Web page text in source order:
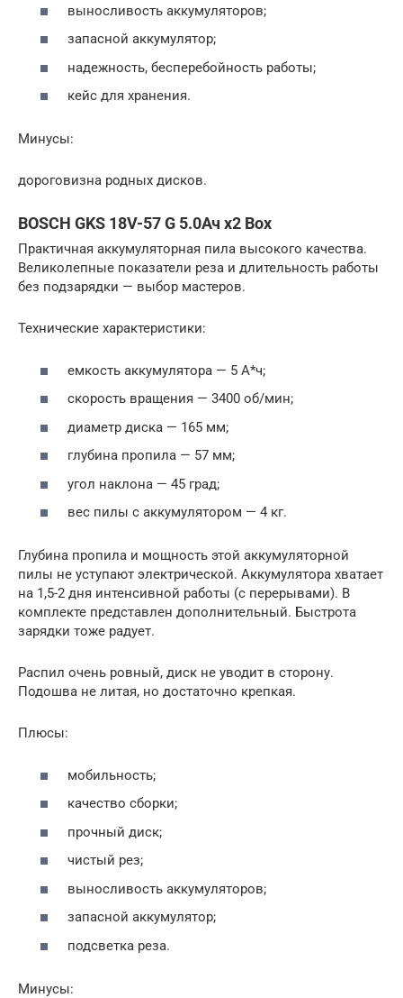
выносливость аккумуляторов;
запасной аккумулятор;
надежность, бесперебойность работы;
кейс для хранения.
Минусы:
дороговизна родных дисков.
BOSCH GKS 18V-57 G 5.0Ач х2 Box
Практичная аккумуляторная пила высокого качества.
Великолепные показатели реза и длительность работы
без подзарядки — выбор мастеров.
Технические характеристики:
емкость аккумулятора — 5 А*ч;
скорость вращения — 3400 об/мин;
диаметр диска — 165 мм;
глубина пропила — 57 мм;
угол наклона — 45 град;
вес пилы с аккумулятором — 4 кг.
Глубина пропила и мощность этой аккумуляторной
пилы не уступают электрической. Аккумулятора хватает
на 1,5-2 дня интенсивной работы (с перерывами). В
комплекте представлен дополнительный. Быстрота
зарядки тоже радует.
Распил очень ровный, диск не уводит в сторону.
Подошва не литая, но достаточно крепкая.
Плюсы:
мобильность;
качество сборки;
прочный диск;
чистый рез;
выносливость аккумуляторов;
запасной аккумулятор;
подсветка реза.
Минусы: